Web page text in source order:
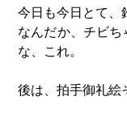
今日も今日とて、
なんだか、チビち
な、これ。
後は、拍手御礼